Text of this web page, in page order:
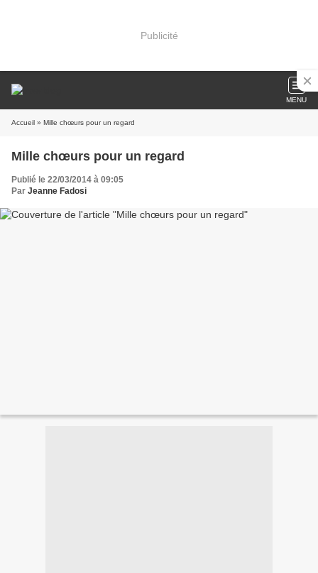
Publicité
MENU
Accueil » Mille chœurs pour un regard
Mille chœurs pour un regard
Publié le 22/03/2014 à 09:05
Par Jeanne Fadosi